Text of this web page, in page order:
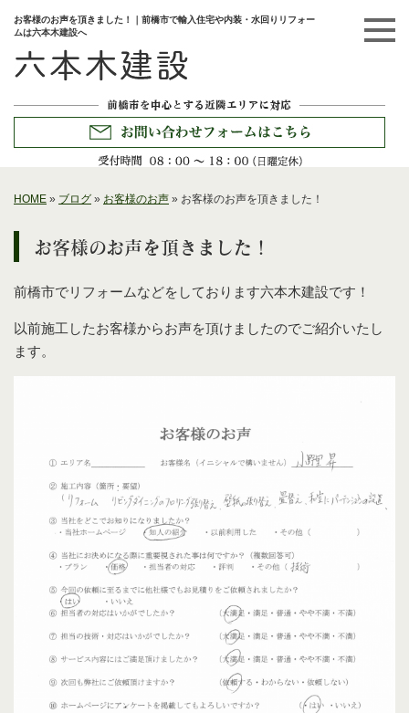
お客様のお声を頂きました！｜前橋市で輸入住宅や内装・水回りリフォー
ムは六本木建設へ
HOME » ブログ » お客様のお声 » お客様のお声を頂きました！
お客様のお声を頂きました！
前橋市でリフォームなどをしております六本木建設です！
以前施工したお客様からお声を頂けましたのでご紹介いたし
ます。